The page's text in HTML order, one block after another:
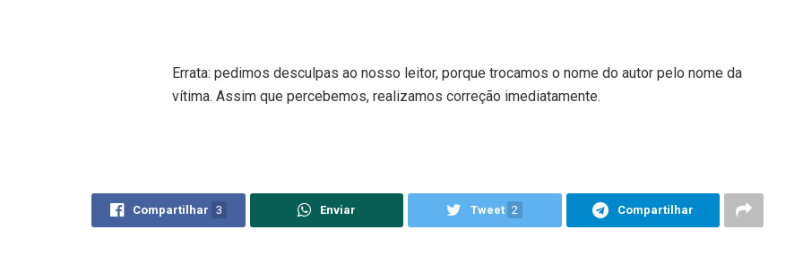
Errata: pedimos desculpas ao nosso leitor, porque trocamos o nome do autor pelo nome da
vítima. Assim que percebemos, realizamos correção imediatamente.
Compartilhar 3 Enviar Tweet 2 Compartilhar